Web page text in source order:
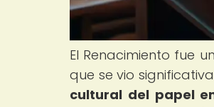
El Renacimiento fue
que se vio
cultural del papel